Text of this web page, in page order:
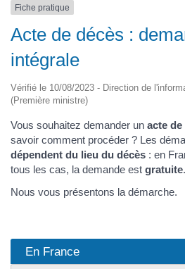
Fiche pratique
Acte de décès :
intégrale
Vérifié le 10/08/2023 - Direction de
(Première ministre)
Vous souhaitez demander un acte de
savoir comment procéder ? Les
dépendent du lieu du décès : en
tous les cas, la demande est gratuite.
Nous vous présentons la démarche.
En France